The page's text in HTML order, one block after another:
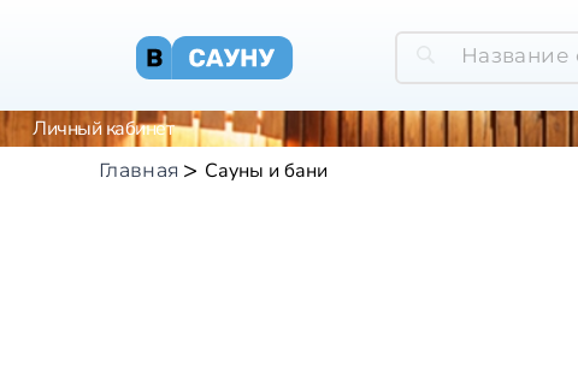
Личный кабинет
Главная Сауны и бани